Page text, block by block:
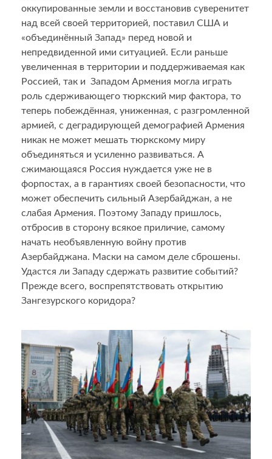
оккупированные земли и восстановив суверенитет
над всей своей территорией, поставил США и
«объединённый Запад» перед новой и
непредвиденной ими ситуацией. Если раньше
увеличенная в территории и поддерживаемая как
Россией, так и Западом Армения могла играть
роль сдерживающего тюркский мир фактора, то
теперь побеждённая, униженная, с разгромленной
армией, с деградирующей демографией Армения
никак не может мешать тюркскому миру
объединяться и усиленно развиваться. А
сжимающаяся Россия нуждается уже не в
форпостах, а в гарантиях своей безопасности, что
может обеспечить сильный Азербайджан, а не
слабая Армения. Поэтому Западу пришлось,
отбросив в сторону всякое приличие, самому
начать необъявленную войну против
Азербайджана. Маски на самом деле сброшены.
Удастся ли Западу сдержать развитие событий?
Прежде всего, воспрепятствовать открытию
Зангезурского коридора?